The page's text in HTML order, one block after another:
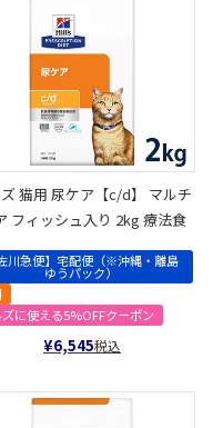
猫用 尿ケア【c/d】 マルチ
フィッシュ入り 2kg 療法食
佐川急便】宅配便（※沖縄・離島
ゆうパック）
ズに使える5%OFFクーポン
¥6,545税込